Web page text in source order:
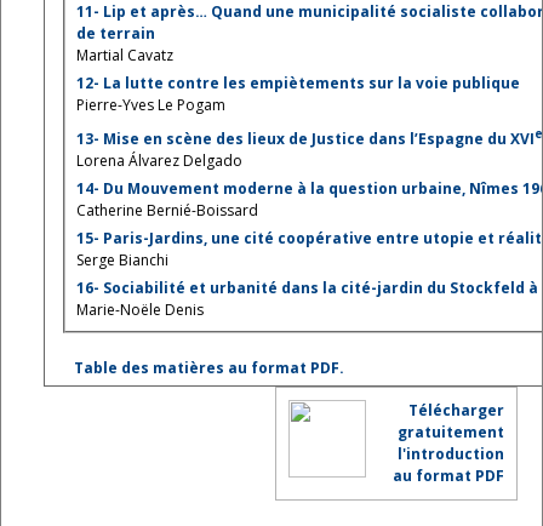
11- Lip et après… Quand une municipalité socialiste
de terrain
Martial Cavatz
12- La lutte contre les empiètements sur la voie publique
Pierre-Yves Le Pogam
13- Mise en scène des lieux de Justice dans l’Espagne du XVIe
Lorena Álvarez Delgado
14- Du Mouvement moderne à la question urbaine, Nîmes
Catherine Bernié-Boissard
15- Paris-Jardins, une cité coopérative entre utopie et
Serge Bianchi
16- Sociabilité et urbanité dans la cité-jardin du Stockfeld
Marie-Noële Denis
Table des matières au format PDF.
Télécharger
gratuitement
l'introduction
au format PDF